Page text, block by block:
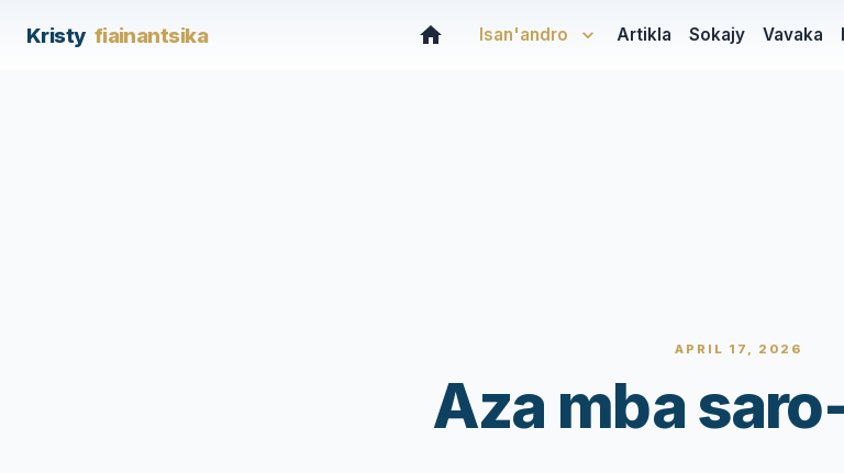
Kristy fiainantsika Isan'andro Artikla Sokajy Vavaka
APRIL 17, 2026
Aza mba